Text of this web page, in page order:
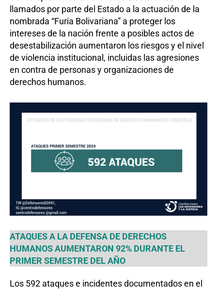
llamados por parte del Estado a la actuación de la
nombrada “Furia Bolivariana” a proteger los
intereses de la nación frente a posibles actos de
desestabilización aumentaron los riesgos y el nivel
de violencia institucional, incluidas las agresiones
en contra de personas y organizaciones de
derechos humanos.
ATAQUES A LA DEFENSA DE DERECHOS
HUMANOS AUMENTARON 92% DURANTE EL
PRIMER SEMESTRE DEL AÑO
Los 592 ataques e incidentes documentados en el